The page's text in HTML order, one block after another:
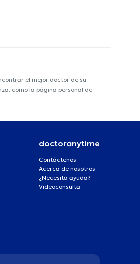
el mejor doctor de su
como la página personal de
doctoranytime
Contáctenos
Acerca de nosotros
¿Necesita ayuda?
Videoconsulta